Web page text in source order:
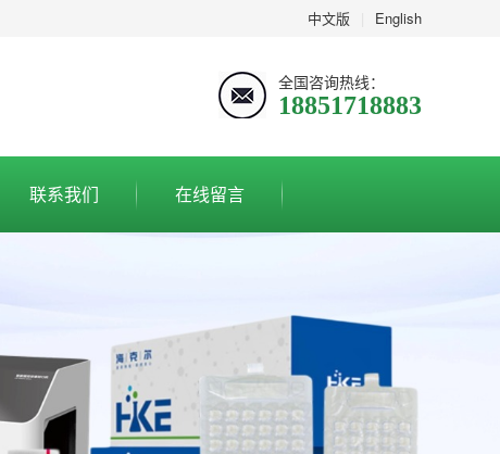
中文版 English
全国咨询热线：
18851718883
联系我们 在线留言